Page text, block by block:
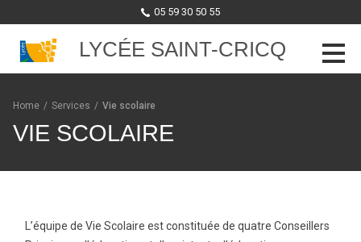
05 59 30 50 55
LYCÉE SAINT-CRICQ
Skip to content
Home / Services / Vie scolaire
VIE SCOLAIRE
L’équipe de Vie Scolaire est constituée de quatre Conseillers